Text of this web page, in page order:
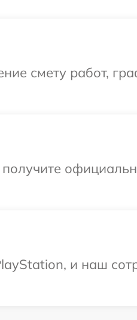
смету работ,
получите
и наш